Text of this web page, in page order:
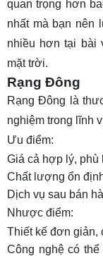
quan trọng hơn
nhất mà bạn nên
nhiều hơn tại bài
mặt trời.
Rạng Đông
Rạng Đông là
nghiệm trong lĩnh
Ưu điểm:
Giá cả hợp lý,
Chất lượng ổn
Dịch vụ sau bán
Nhược điểm:
Thiết kế đơn giản,
Công nghệ có